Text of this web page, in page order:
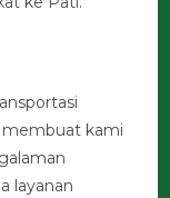
membuat kami
layanan